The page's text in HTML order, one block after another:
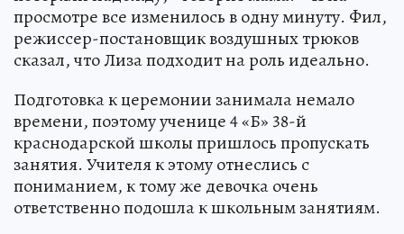
просмотре все изменилось в одну минуту. Фил,
режиссер-постановщик воздушных трюков
сказал, что Лиза подходит на роль идеально.
Подготовка к церемонии занимала немало
времени, поэтому ученице 4 «Б» 38-й
краснодарской школы пришлось пропускать
занятия. Учителя к этому отнеслись с
пониманием, к тому же девочка очень
ответственно подошла к школьным занятиям.